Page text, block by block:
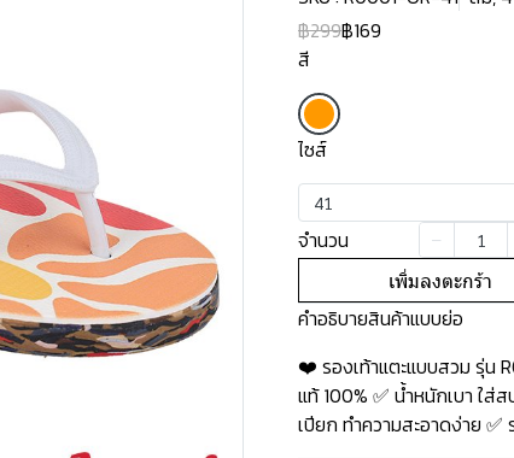
฿299฿169
สี
ไซส์
41
จำนวน
เพิ่มลงตะกร้า
คำอธิบายสินค้าแบบย่อ
❤️ รองเท้าแตะแบบสวม รุ่น
แท้ 100% ✅ น้ำหนักเบา ใส่
เปียก ทำความสะอาดง่าย